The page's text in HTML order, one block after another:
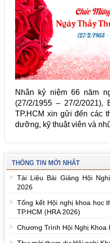
Nhân kỷ niệm 66 năm
(27/2/1955 – 27/2/
TP.HCM xin gửi đến các
dưỡng, kỹ thuật viên và
THÔNG TIN MỚI NHẤT
Tài Liệu Bài Giảng Hội
2026
Tổng kết Hội nghị khoa học
TP.HCM (HRA 2026)
Chương Trình Hội Nghị Khoa